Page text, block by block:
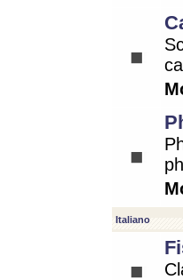
Italiano